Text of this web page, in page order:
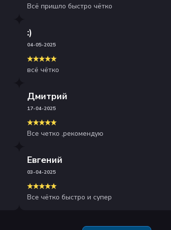
Всё пришло быстро чётко
:)
04-05-2025
всё чётко
Дмитрий
17-04-2025
Все четко ,рекомендую
Евгений
03-04-2025
Все чётко быстро и супер